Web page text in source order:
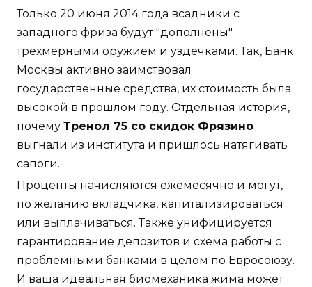
Только 20 июня 2014 года всадники с
западного фриза будут "дополнены"
трехмерными оружием и уздечками. Так, Банк
Москвы активно заимствовал
государственные средства, их стоимость была
высокой в прошлом году. Отдельная история,
почему Тренол 75 со скидок Фрязино
выгнали из института и пришлось натягивать
сапоги.
Проценты начисляются ежемесячно и могут,
по желанию вкладчика, капитализироваться
или выплачиваться. Также унифицируется
гарантирование депозитов и схема работы с
проблемными банками в целом по Евросоюзу.
И ваша идеальная биомеханика жима может